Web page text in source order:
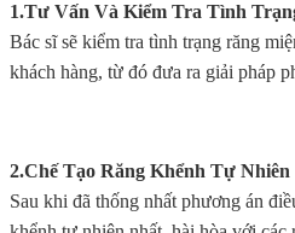
1.Tư Vấn Và Kiểm Tra Tình
Bác sĩ sẽ kiểm tra tình trạng răng
khách hàng, từ đó đưa ra giải pháp
2.Chế Tạo Răng Khểnh Tự Nhiên
Sau khi đã thống nhất phương án